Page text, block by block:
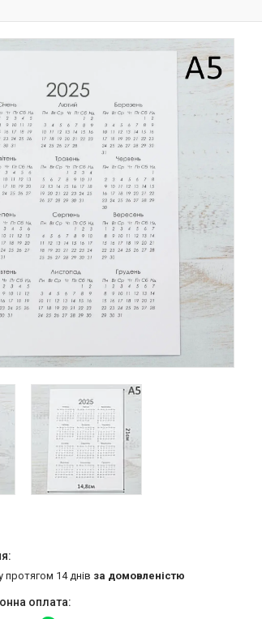
протягом 14 днів за домовленістю